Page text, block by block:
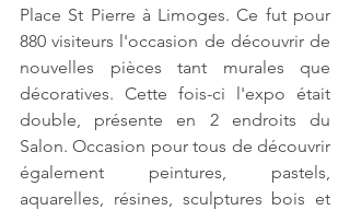
Place St Pierre à Limoges. Ce fut pour
880 visiteurs l'occasion de découvrir de
nouvelles pièces tant murales que
décoratives. Cette fois-ci l'expo était
double, présente en 2 endroits du
Salon. Occasion pour tous de découvrir
également peintures, pastels,
aquarelles, résines, sculptures bois et